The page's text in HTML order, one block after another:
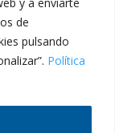
de
pulsando
Política